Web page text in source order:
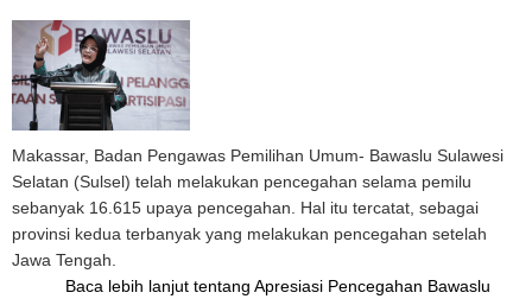
Makassar, Badan Pengawas Pemilihan Umum- Bawaslu Sulawesi
Selatan (Sulsel) telah melakukan pencegahan selama pemilu
sebanyak 16.615 upaya pencegahan. Hal itu tercatat, sebagai
provinsi kedua terbanyak yang melakukan pencegahan setelah
Jawa Tengah.
Baca lebih lanjut tentang Apresiasi Pencegahan Bawaslu